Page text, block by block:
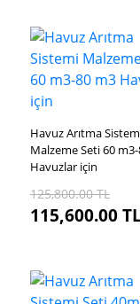
Havuz Arıtma
Malzeme Seti 60
Havuzlar için
125,800.00TL
115,600.00TL